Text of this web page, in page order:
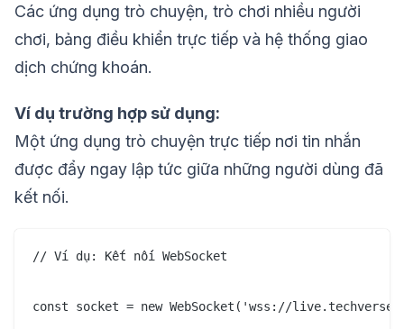
Các ứng dụng trò chuyện, trò chơi nhiều người
chơi, bảng điều khiển trực tiếp và hệ thống giao
dịch chứng khoán.
Ví dụ trường hợp sử dụng:
Một ứng dụng trò chuyện trực tiếp nơi tin nhắn
được đẩy ngay lập tức giữa những người dùng đã
kết nối.
// Ví dụ: Kết nối WebSocket
const socket = new WebSocket('wss://